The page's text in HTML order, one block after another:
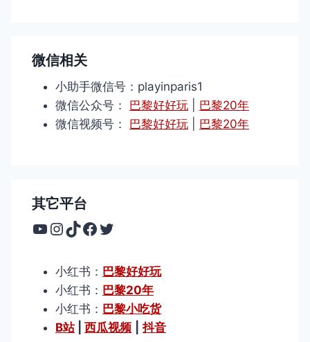
微信相关
小助手微信号：playinparis1
微信公众号： 巴黎好好玩
巴黎20年
微信视频号： 巴黎好好玩 巴黎20年
其它平台
YouTube
Instagram
TikTok
Facebook
Twitter
小红书： 巴黎好好玩
小红书： 巴黎20年
小红书： 巴黎小吃货
B站| 西瓜视频 抖音